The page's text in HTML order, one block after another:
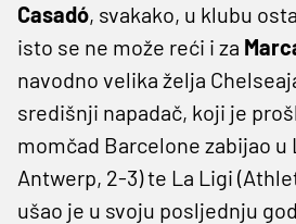
Casadó, svakako, u klubu
isto se ne može reći i za
navodno velika želja
središnji napadač, koji je
momčad Barcelone zabijao u
Antwerp, 2-3) te La Ligi
ušao je u svoju posljednju